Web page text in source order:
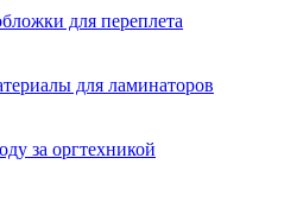
для переплета
для ламинаторов
за оргтехникой